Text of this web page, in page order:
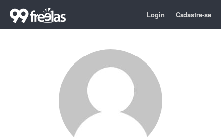
Login Cadastre-se